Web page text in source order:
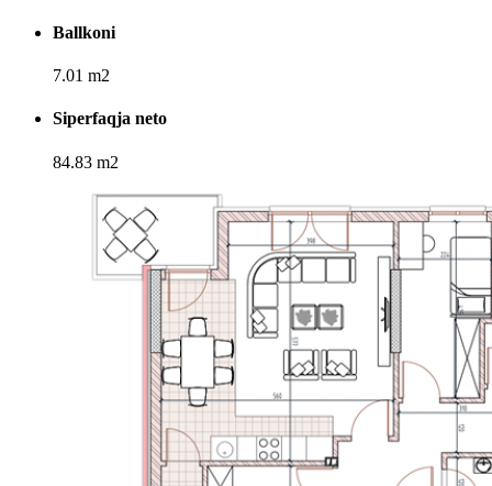
Ballkoni
7.01 m2
Siperfaqja neto
84.83 m2